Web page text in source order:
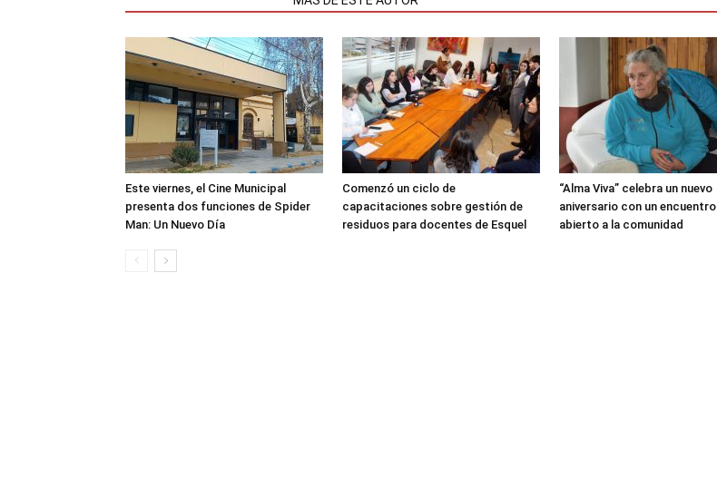
Este viernes, el Cine Municipal
presenta dos funciones de Spider
Man: Un Nuevo Día
Comenzó un ciclo de
capacitaciones sobre gestión de
residuos para docentes de Esquel
“Alma Viva” celebra un nuevo
aniversario con un encuentro
abierto a la comunidad